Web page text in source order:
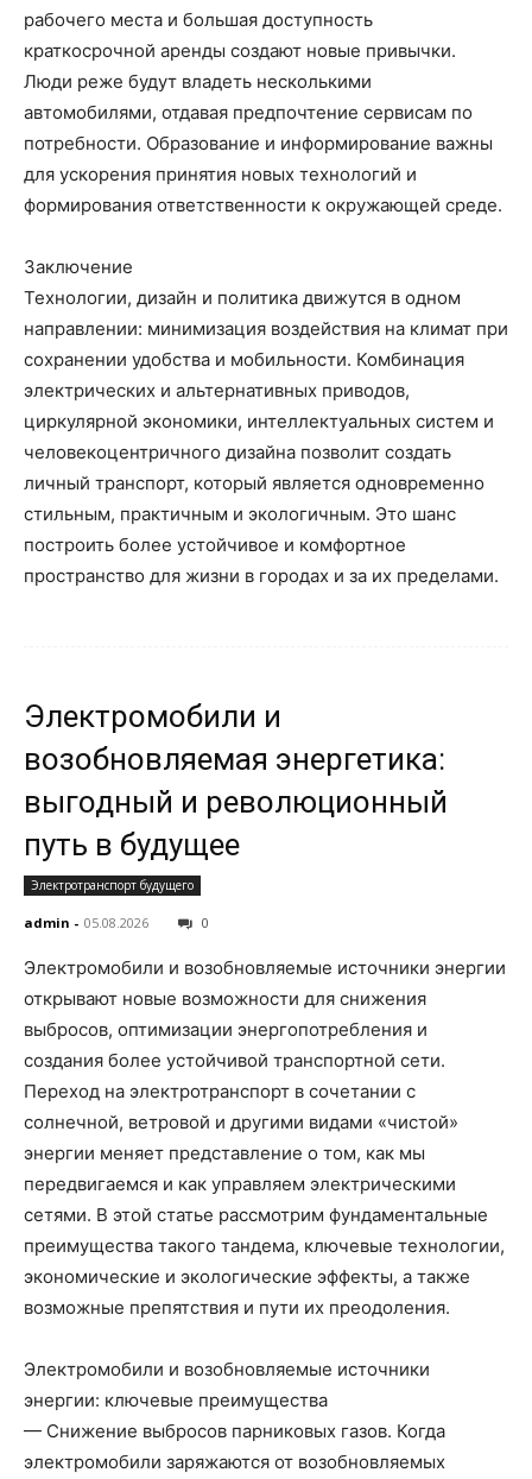
рабочего места и большая доступность
краткосрочной аренды создают новые привычки.
Люди реже будут владеть несколькими
автомобилями, отдавая предпочтение сервисам по
потребности. Образование и информирование важны
для ускорения принятия новых технологий и
формирования ответственности к окружающей среде.
Заключение
Технологии, дизайн и политика движутся в одном
направлении: минимизация воздействия на климат при
сохранении удобства и мобильности. Комбинация
электрических и альтернативных приводов,
циркулярной экономики, интеллектуальных систем и
человекоцентричного дизайна позволит создать
личный транспорт, который является одновременно
стильным, практичным и экологичным. Это шанс
построить более устойчивое и комфортное
пространство для жизни в городах и за их пределами.
Электромобили и
возобновляемая энергетика:
выгодный и революционный
путь в будущее
Электротранспорт будущего
admin - 05.08.2026 0
Электромобили и возобновляемые источники энергии
открывают новые возможности для снижения
выбросов, оптимизации энергопотребления и
создания более устойчивой транспортной сети.
Переход на электротранспорт в сочетании с
солнечной, ветровой и другими видами «чистой»
энергии меняет представление о том, как мы
передвигаемся и как управляем электрическими
сетями. В этой статье рассмотрим фундаментальные
преимущества такого тандема, ключевые технологии,
экономические и экологические эффекты, а также
возможные препятствия и пути их преодоления.
Электромобили и возобновляемые источники
энергии: ключевые преимущества
— Снижение выбросов парниковых газов. Когда
электромобили заряжаются от возобновляемых